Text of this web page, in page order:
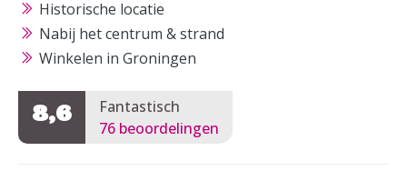
Historische locatie
Nabij het centrum & strand
Winkelen in Groningen
8,6
Fantastisch
76 beoordelingen